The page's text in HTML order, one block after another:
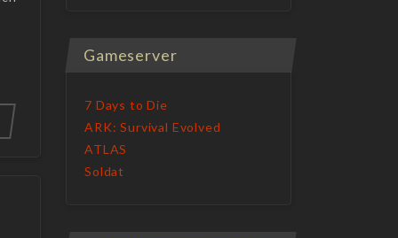
Gameserver
7 Days to Die
ARK: Survival Evolved
ATLAS
Soldat